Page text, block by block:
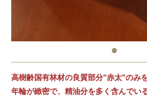
高樹齢国有林材の良質部分"赤太"のみ
年輪が緻密で、精油分を多く含んでい